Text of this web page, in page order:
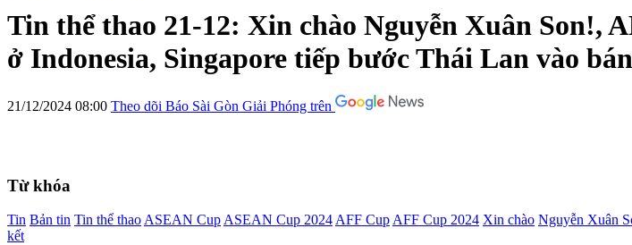
Tin thể thao 21-12: Xin chào Nguyễn Xuân Son!,
ở Indonesia, Singapore tiếp bước Thái Lan vào
21/12/2024 08:00 Theo dõi Báo Sài Gòn Giải Phóng trên
Từ khóa
Tin Bản tin Tin thể thaoASEAN CupASEAN Cup 2024AFF CupAFF Cup 2024 Xin chào Nguyễn Xuân
kết